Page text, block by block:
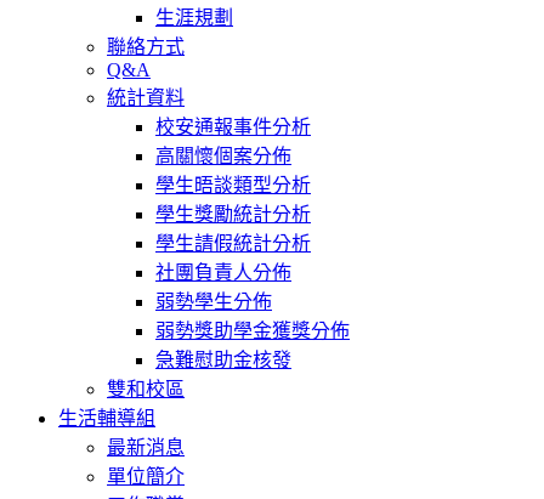
生涯規劃
聯絡方式
Q&A
統計資料
校安通報事件分析
高關懷個案分佈
學生晤談類型分析
學生獎勵統計分析
學生請假統計分析
社團負責人分佈
弱勢學生分佈
弱勢獎助學金獲獎分佈
急難慰助金核發
雙和校區
生活輔導組
最新消息
單位簡介